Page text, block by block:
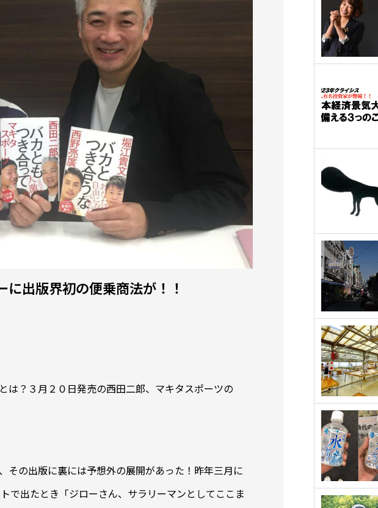
出版界初の便乗商法が！！
は？３月２０日発売の西田二郎、マキタスポーツの
の出版に裏には予想外の展開があった！昨年三月に
で出たとき「ジローさん、サラリーマンとしてここま